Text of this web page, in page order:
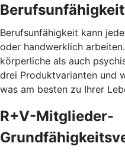
Berufsunfähigkeit kann
oder handwerklich
körperliche als auch
drei Produktvarianten und
was am besten zu Ihrer
R+V-Mitglieder-